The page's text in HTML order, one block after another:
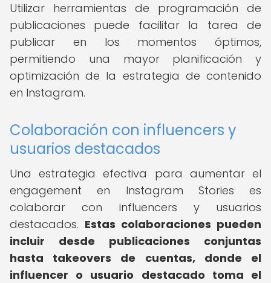
Utilizar herramientas de programación de
publicaciones puede facilitar la tarea de
publicar en los momentos óptimos,
permitiendo una mayor planificación y
optimización de la estrategia de contenido
en Instagram.
Colaboración con influencers y
usuarios destacados
Una estrategia efectiva para aumentar el
engagement en Instagram Stories es
colaborar con influencers y usuarios
destacados. Estas colaboraciones pueden
incluir desde publicaciones conjuntas
hasta takeovers de cuentas, donde el
influencer o usuario destacado toma el